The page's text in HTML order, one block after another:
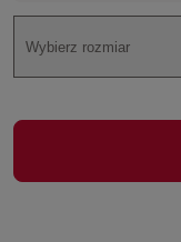
Wybierz rozmiar